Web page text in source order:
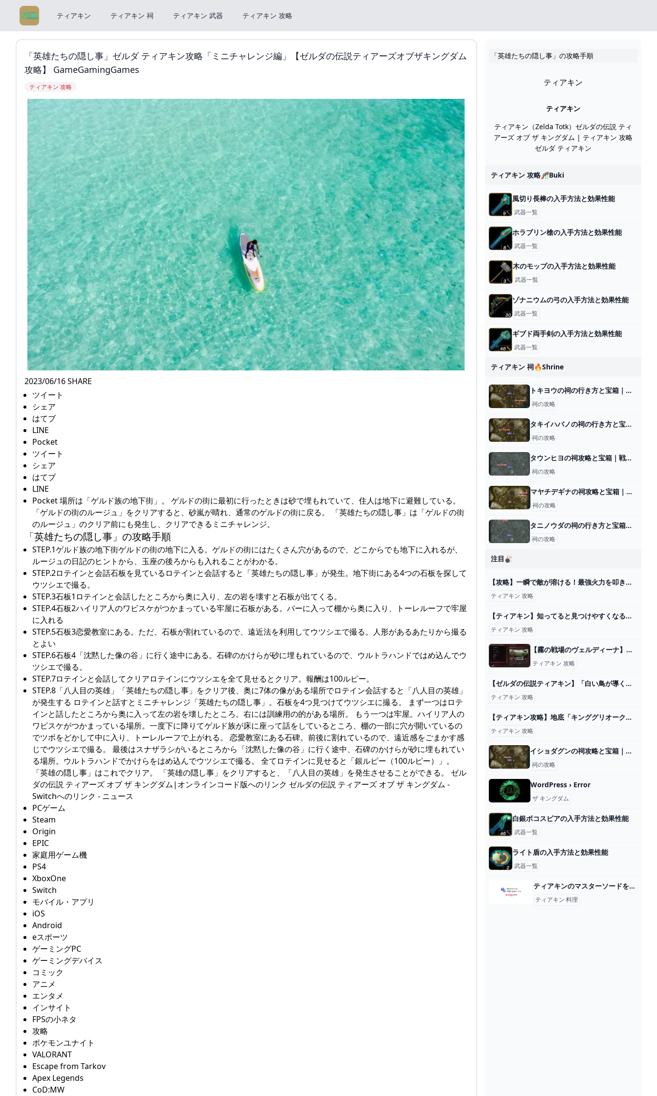
ティアキン ティアキン 祠 ティアキン 武器 ティアキン 攻略
「英雄たちの隠し事」ゼルダ ティアキン攻略「ミニチャレンジ編」【ゼルダの伝説ティアーズオブザキングダム
攻略】 GameGamingGames
ティアキン 攻略
2023/06/16 SHARE
ツイート
シェア
はてブ
LINE
Pocket
ツイート
シェア
はてブ
LINE
Pocket 場所は「ゲルド族の地下街」。 ゲルドの街に最初に行ったときは砂で埋もれていて、住人は地下に避難している。
「ゲルドの街のルージュ」をクリアすると、砂嵐が晴れ、通常のゲルドの街に戻る。 「英雄たちの隠し事」は「ゲルドの街
のルージュ」のクリア前にも発生し、クリアできるミニチャレンジ。
「英雄たちの隠し事」の攻略手順
STEP.1ゲルド族の地下街ゲルドの街の地下に入る。ゲルドの街にはたくさん穴があるので、どこからでも地下に入れるが、
ルージュの日記のヒントから、玉座の後ろからも入れることがわかる。
STEP.2ロテインと会話石板を見ているロテインと会話すると「英雄たちの隠し事」が発生。地下街にある4つの石板を探して
ウツシエで撮る。
STEP.3石板1ロテインと会話したところから奥に入り、左の岩を壊すと石板が出てくる。
STEP.4石板2ハイリア人のワビスケがつかまっている牢屋に石板がある。バーに入って棚から奥に入り、トーレルーフで牢屋
に入れる
STEP.5石板3恋愛教室にある。ただ、石板が割れているので、遠近法を利用してウツシエで撮る。人形があるあたりから撮る
とよい
STEP.6石板4「沈黙した像の谷」に行く途中にある。石碑のかけらが砂に埋もれているので、ウルトラハンドではめ込んでウ
ツシエで撮る。
STEP.7ロテインと会話してクリアロテインにウツシエを全て見せるとクリア。報酬は100ルピー。
STEP.8「八人目の英雄」「英雄たちの隠し事」をクリア後、奥に7体の像がある場所でロテイン会話すると「八人目の英雄」
が発生する ロテインと話すとミニチャレンジ「英雄たちの隠し事」。石板を4つ見つけてウツシエに撮る。 まず一つはロテ
インと話したところから奥に入って左の岩を壊したところ。右には訓練用の的がある場所。 もう一つは牢屋。ハイリア人の
ワビスケがつかまっている場所。一度下に降りてゲルド族が床に座って話をしているところ、棚の一部に穴が開いているの
でツボをどかして中に入り、トーレルーフで上がれる。 恋愛教室にある石碑。前後に割れているので、遠近感をごまかす感
じでウツシエで撮る。 最後はスナザラシがいるところから「沈黙した像の谷」に行く途中、石碑のかけらが砂に埋もれてい
る場所。ウルトラハンドでかけらをはめ込んでウツシエで撮る。 全てロテインに見せると「銀ルピー（100ルピー）」。
「英雄の隠し事」はこれでクリア。 「英雄の隠し事」をクリアすると、「八人目の英雄」を発生させることができる。 ゼル
ダの伝説 ティアーズ オブ ザ キングダム|オンラインコード版へのリンク ゼルダの伝説 ティアーズ オブ ザ キングダム -
Switchへのリンク - ニュース
PCゲーム
Steam
Origin
EPIC
家庭用ゲーム機
PS4
XboxOne
Switch
モバイル・アプリ
iOS
Android
eスポーツ
ゲーミングPC
ゲーミングデバイス
コミック
アニメ
エンタメ
インサイト
FPSの小ネタ
攻略
ポケモンユナイト
VALORANT
Escape from Tarkov
Apex Legends
CoD:MW
「英雄たちの隠し事」の攻略手順
ティアキン
ティアキン
ティアキン（Zelda Totk）ゼルダの伝説 ティ
アーズ オブ ザ キングダム | ティアキン 攻略
ゼルダ ティアキン
ティアキン 攻略🎢buki
風切り長棒の入手方法と効果性能
武器一覧
ホラブリン槍の入手方法と効果性能
武器一覧
木のモップの入手方法と効果性能
武器一覧
ゾナニウムの弓の入手方法と効果性能
武器一覧
ギブド両手剣の入手方法と効果性能
武器一覧
ティアキン 祠🔥shrine
トキヨウの祠の行き方と宝箱｜ラウルの祝福
祠の攻略
タキイハバノの祠の行き方と宝箱｜祠から出る方法
祠の攻略
タウンヒヨの祠攻略と宝箱｜戦いの教え 弓の極意
祠の攻略
マヤチデギナの祠攻略と宝箱｜一身の戦い 追跡
祠の攻略
タニノウダの祠の行き方と宝箱｜ラウルの祝福
祠の攻略
注目🎳
【攻略】一瞬で敵が溶ける！最強火力を叩き出す片手剣8選【ゼルダの伝説ティアーズオブザキングダム/ティアキン】【ゆっくり解説】 - YouTube
ティアキン 攻略
【ティアキン】知ってると見つけやすくなる！コログの隠れパターン22選【ゼルダの伝説ティアーズオブザキングダム/ティアキン】【ゆっくり解説】 - YouTube
ティアキン 攻略
【霧の戦場のヴェルディーナ】ブレイクの方法と有効活用の仕方│KOUs gameplay guide
ティアキン 攻略
【ゼルダの伝説ティアキン】「白い鳥が導く洞窟」の攻略方法を解説！ - YouTube
ティアキン 攻略
【ティアキン攻略】地底「キンググリオーク」誰でも安全に倒せる討伐方法と出現場所を紹介します【ティアーズオブザキングダム】 - YouTube
ティアキン 攻略
イショダグンの祠攻略と宝箱｜風を生み出すもの
祠の攻略
WordPress › Error
ザ キングダム
白銀ボコスピアの入手方法と効果性能
武器一覧
ライト盾の入手方法と効果性能
武器一覧
ティアキンのマスターソードを抜く場合料理のみで頑張りゲージを無くなりかけたら追... - Yahoo!知恵袋
ティアキン 料理